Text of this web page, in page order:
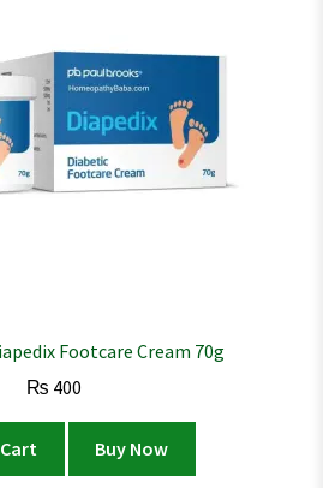
Footcare Cream 70g
₨ 400
Buy Now